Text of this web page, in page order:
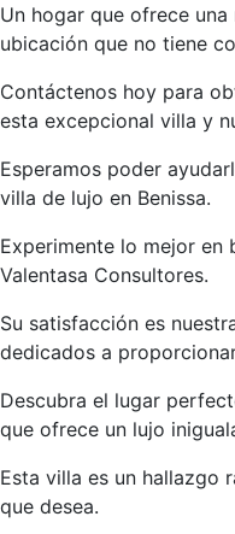
Un hogar que ofrece
ubicación que no tiene
Contáctenos hoy para
esta excepcional villa y
Esperamos poder
villa de lujo en Benissa.
Experimente lo mejor en
Valentasa Consultores.
Su satisfacción es
dedicados a
Descubra el lugar
que ofrece un lujo
Esta villa es un hallazgo
que desea.